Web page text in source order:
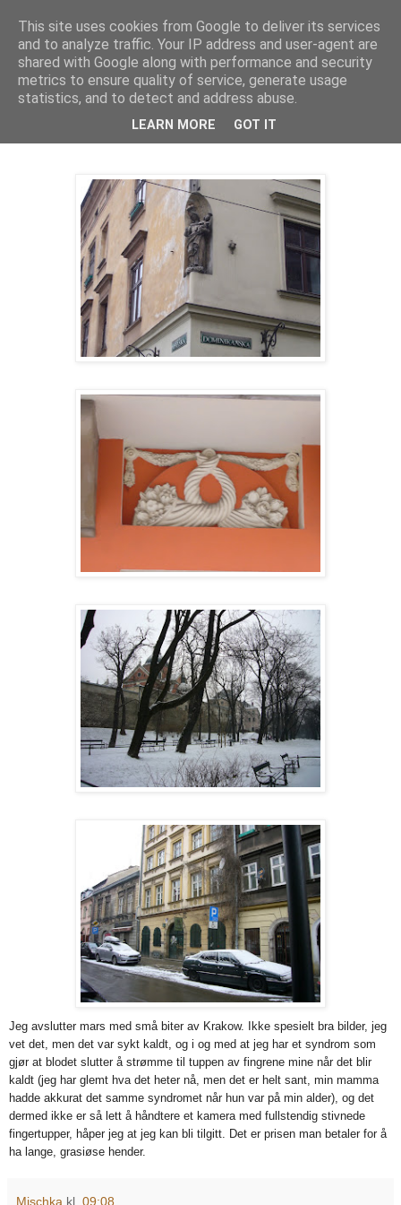
Mischka
tirsdag 29. mars 2011
Jeg avslutter mars med små biter av Krakow. Ikke spesielt bra bilder, jeg
vet det, men det var sykt kaldt, og i og med at jeg har et syndrom som
gjør at blodet slutter å strømme til tuppen av fingrene mine når det blir
kaldt (jeg har glemt hva det heter nå, men det er helt sant, min mamma
hadde akkurat det samme syndromet når hun var på min alder), og det
dermed ikke er så lett å håndtere et kamera med fullstendig stivnede
fingertupper, håper jeg at jeg kan bli tilgitt. Det er prisen man betaler for å
ha lange, grasiøse hender.
Mischka kl. 09:08
This site uses cookies from Google to deliver its services
and to analyze traffic. Your IP address and user-agent are
shared with Google along with performance and security
metrics to ensure quality of service, generate usage
statistics, and to detect and address abuse.
LEARN MORE GOT IT